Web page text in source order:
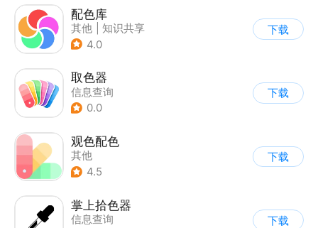
配色库
其他
知识共享
4.0
下载
取色器
信息查询
0.0
下载
观色配色
其他
4.5
下载
掌上拾色器
信息查询
下载